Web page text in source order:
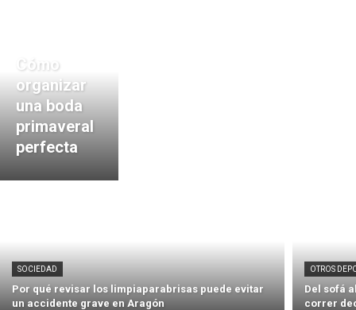
Cómo
organizar
una boda
primaveral
perfecta
SOCIEDAD
Por qué revisar los limpiaparabrisas puede evitar
un accidente grave en Aragón
OTROS
Del sofá
correr